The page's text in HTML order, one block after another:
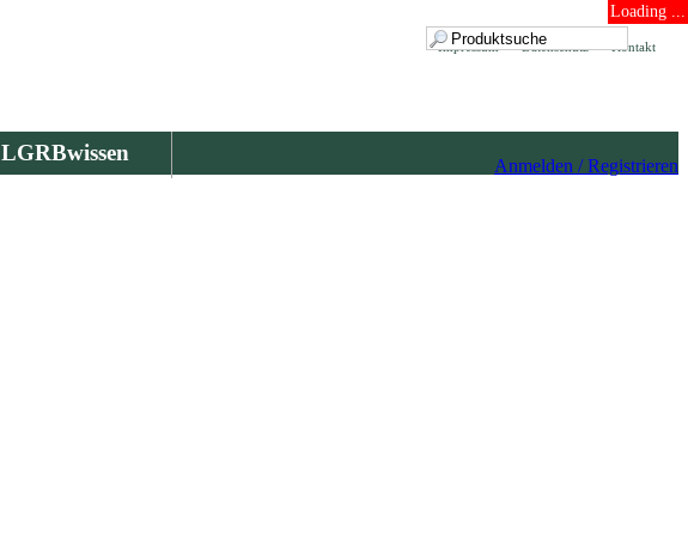
Loading ...
Kontakt
Datenschutz
Impressum
LGRBwissen
Anmelden / Registrieren